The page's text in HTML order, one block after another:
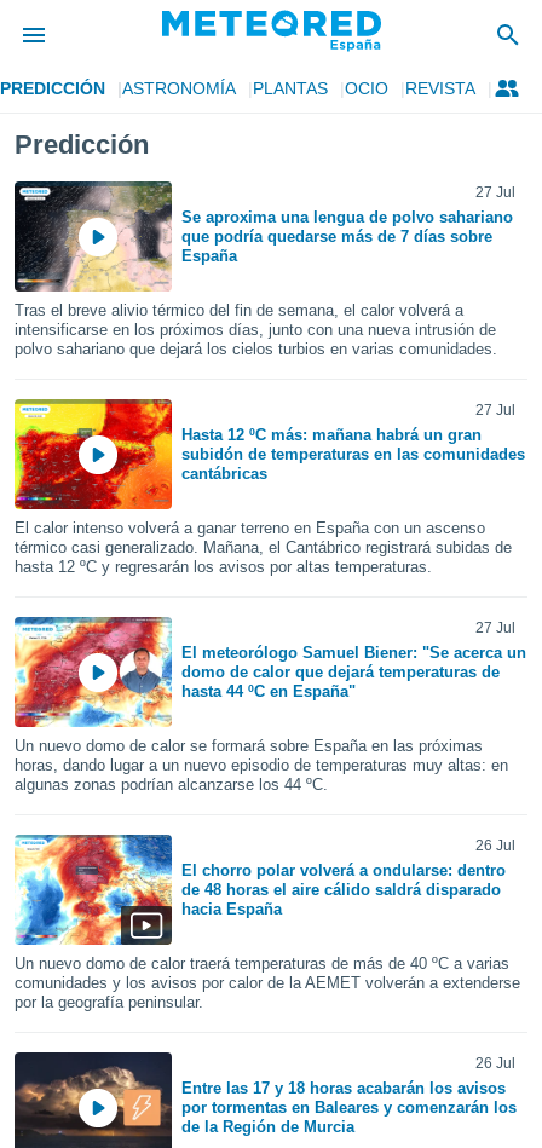
de
por
para
la
que se
calidad.
a este
las
y
forma
digital
basada
seguir
contenido
coste.
botón
a la
todas
ya sean
nuestros
nos
análisis
en
así como
en
ACEPTAR
CONTINUAR
PREDICCIÓN ASTRONOMÍA PLANTAS OCIO REVISTA
Predicción
27 Jul
Se aproxima una lengua de polvo sahariano
que podría quedarse más de 7 días sobre
España
Tras el breve alivio térmico del fin de semana, el calor volverá a
intensificarse en los próximos días, junto con una nueva intrusión de
polvo sahariano que dejará los cielos turbios en varias comunidades.
27 Jul
Hasta 12 ºC más: mañana habrá un gran
subidón de temperaturas en las comunidades
cantábricas
El calor intenso volverá a ganar terreno en España con un ascenso
térmico casi generalizado. Mañana, el Cantábrico registrará subidas de
hasta 12 ºC y regresarán los avisos por altas temperaturas.
27 Jul
El meteorólogo Samuel Biener: "Se acerca un
domo de calor que dejará temperaturas de
hasta 44 ºC en España"
Un nuevo domo de calor se formará sobre España en las próximas
horas, dando lugar a un nuevo episodio de temperaturas muy altas: en
algunas zonas podrían alcanzarse los 44 ºC.
26 Jul
El chorro polar volverá a ondularse: dentro
de 48 horas el aire cálido saldrá disparado
hacia España
Un nuevo domo de calor traerá temperaturas de más de 40 ºC a varias
comunidades y los avisos por calor de la AEMET volverán a extenderse
por la geografía peninsular.
26 Jul
Entre las 17 y 18 horas acabarán los avisos
por tormentas en Baleares y comenzarán los
de la Región de Murcia